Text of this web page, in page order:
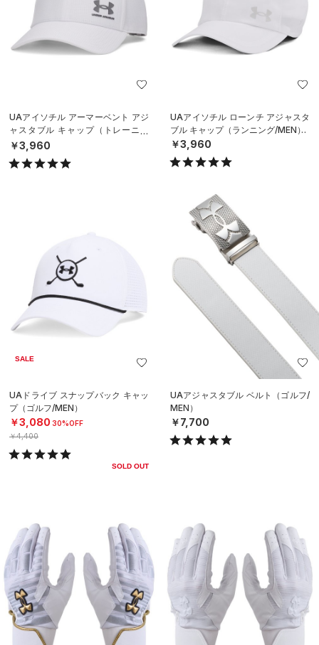
UAアイソチル アーマーベント アジ
ャスタブル キャップ（トレーニン
グ/MEN）
￥3,960
UAアイソチル ローンチ アジャスタ
ブル キャップ（ランニング/MEN）
￥3,960
SALE
UAドライブ スナップバック キャッ
プ（ゴルフ/MEN）
￥3,080 30%OFF
￥4,400
SOLD OUT
UAアジャスタブル ベルト（ゴルフ/
MEN）
￥7,700